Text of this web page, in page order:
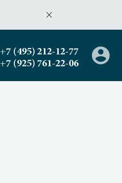
+7 (495) 212-12-77
+7 (925) 761-22-06